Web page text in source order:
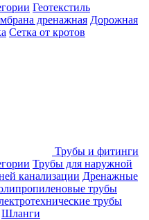
Геотекстиль
дренажная Дорожная
Сетка от кротов
Трубы и фитинги
Трубы для наружной
канализации Дренажные
трубы
трубы
Шланги